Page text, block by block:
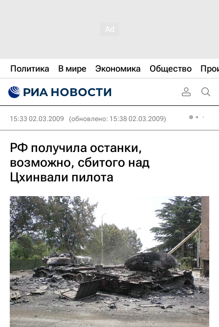
Политика В мире Экономика Общество
15:33 02.03.2009 (обновлено: 15:38 02.03.2009)
РФ получила останки,
возможно, сбитого над
Цхинвали пилота